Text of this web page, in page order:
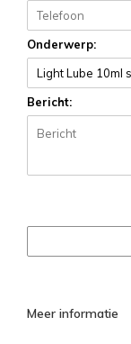
Onderwerp:
Bericht:
Meer informatie